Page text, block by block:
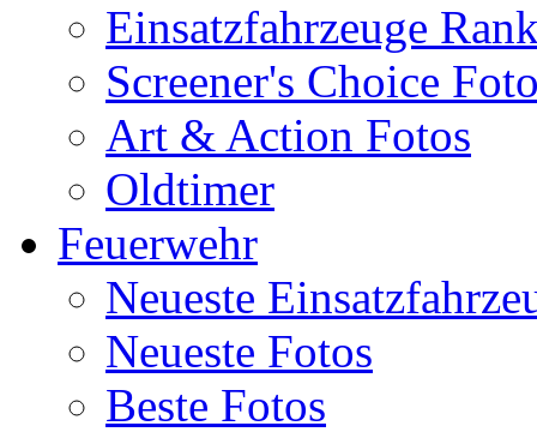
Einsatzfahrzeuge
Screener's Choice
Art & Action Fotos
Oldtimer
Feuerwehr
Neueste
Neueste Fotos
Beste Fotos